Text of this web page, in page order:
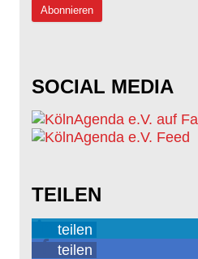
SOCIAL MEDIA
TEILEN
teilen
teilen